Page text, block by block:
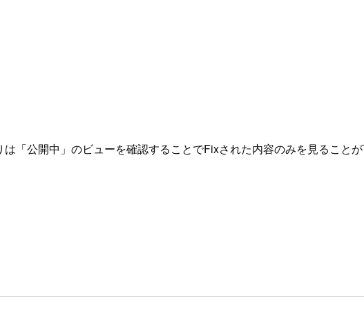
「公開中」のビューを確認することでFixされた内容のみを見ることが